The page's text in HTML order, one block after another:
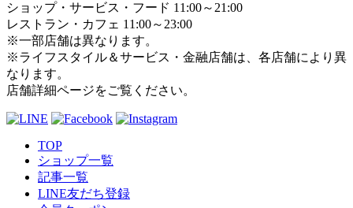
ショップ・サービス・フード 11:00～21:00
レストラン・カフェ 11:00～23:00
※一部店舗は異なります。
※ライフスタイル＆サービス・金融店舗は、各店舗により異
なります。
店舗詳細ページをご覧ください。
TOP
ショップ一覧
記事一覧
LINE友だち登録